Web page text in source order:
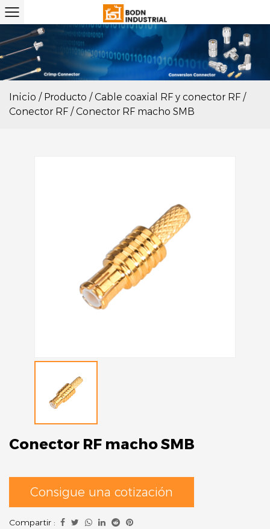
Inicio / Producto / Cable coaxial RF y conector RF /
Conector RF / Conector RF macho SMB
Conector RF macho SMB
Consigue una cotización
Compartir :